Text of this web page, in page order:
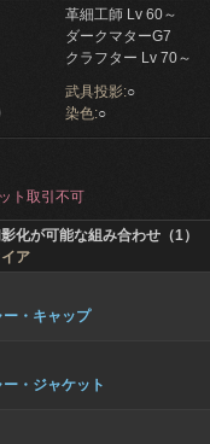
革細工師 Lv 60～
ダークマターG7
クラフター Lv 70～
武具投影:○
染色:○
ト取引不可
化が可能な組み合わせ（1）
ア
・キャップ
・ジャケット